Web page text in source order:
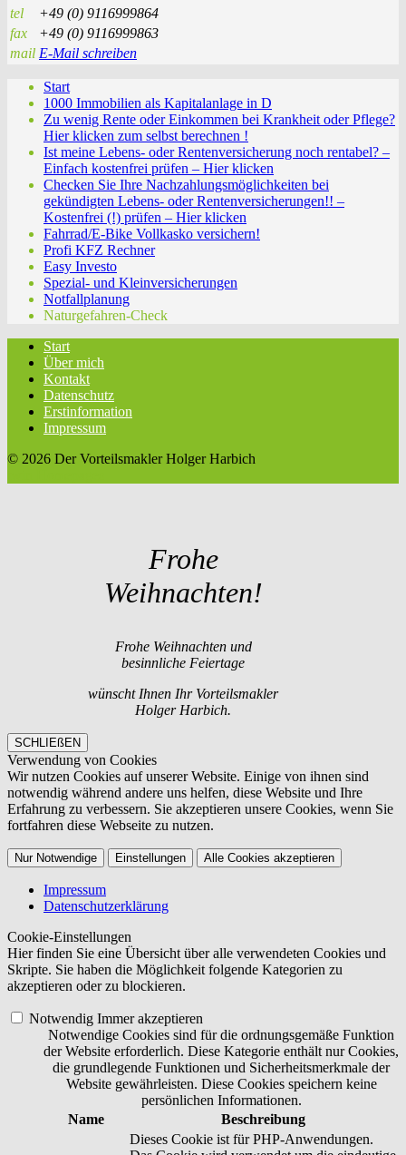
tel
+49 (0) 9116999864
fax
+49 (0) 9116999863
mail E-Mail schreiben
Start
1000 Immobilien als Kapitalanlage in D
Zu wenig Rente oder Einkommen bei Krankheit oder Pflege?
Hier klicken zum selbst berechnen !
Ist meine Lebens- oder Rentenversicherung noch rentabel? –
Einfach kostenfrei prüfen – Hier klicken
Checken Sie Ihre Nachzahlungsmöglichkeiten bei
gekündigten Lebens- oder Rentenversicherungen!! –
Kostenfrei (!) prüfen – Hier klicken
Fahrrad/E-Bike Vollkasko versichern!
Profi KFZ Rechner
Easy Investo
Spezial- und Kleinversicherungen
Notfallplanung
Naturgefahren-Check
Start
Über mich
Kontakt
Datenschutz
Erstinformation
Impressum
© 2026 Der Vorteilsmakler Holger Harbich
Frohe
Weihnachten!
Frohe Weihnachten und
besinnliche Feiertage
wünscht Ihnen Ihr Vorteilsmakler
Holger Harbich.
SCHLIEßEN
Verwendung von Cookies
Wir nutzen Cookies auf unserer Website. Einige von ihnen sind
notwendig während andere uns helfen, diese Website und Ihre
Erfahrung zu verbessern. Sie akzeptieren unsere Cookies, wenn Sie
fortfahren diese Webseite zu nutzen.
Nur Notwendige Einstellungen Alle Cookies akzeptieren
Impressum
Datenschutzerklärung
Cookie-Einstellungen
Hier finden Sie eine Übersicht über alle verwendeten Cookies und
Skripte. Sie haben die Möglichkeit folgende Kategorien zu
akzeptieren oder zu blockieren.
Notwendig Immer akzeptieren
Notwendige Cookies sind für die ordnungsgemäße Funktion
der Website erforderlich. Diese Kategorie enthält nur Cookies,
die grundlegende Funktionen und Sicherheitsmerkmale der
Website gewährleisten. Diese Cookies speichern keine
persönlichen Informationen.
Name
Beschreibung
Dieses Cookie ist für PHP-Anwendungen.